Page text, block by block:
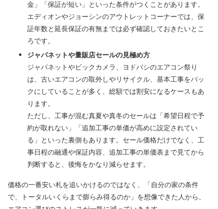
金」「保証が短い」といった条件がつくことがあります。
エディオンやジョーシンのアウトレットコーナーでは、保
証年数と延長保証の有無までは必ず確認しておきたいとこ
ろです。
ジャパネットや量販店セールの見極め方
ジャパネットやビックカメラ、ヨドバシのエアコン祭り
は、古いエアコンの取外しやリサイクル、基本工事をパッ
クにしていることが多く、総額では割安になるケースもあ
ります。
ただし、工事が混む真夏や真冬のセールは「希望日程で予
約が取れない」「追加工事の単価が高めに設定されてい
る」といった裏側もあります。セール価格だけでなく、工
事日程の融通や保証内容、追加工事の単価表まで見てから
判断すると、後悔をかなり減らせます。
価格の一番安い札を追いかけるのではなく、「自分の家の条件
で、トータルいくらまで膨らみ得るのか」を想像できた人から、